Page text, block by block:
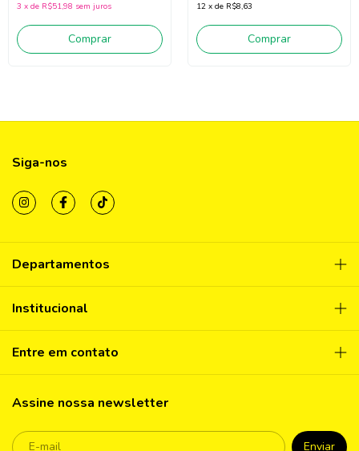
3 x de R$51,98 sem juros
Comprar
12 x de R$8,63
Comprar
Siga-nos
Departamentos
Institucional
Entre em contato
Assine nossa newsletter